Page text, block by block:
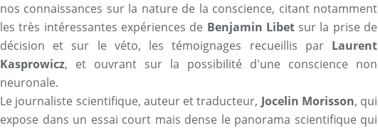
nos connaissances sur la nature de la conscience, citant notamment
les très intéressantes expériences de Benjamin Libetsur la prise de
décision et sur le véto, les témoignages recueillis par Laurent
Kasprowicz, et ouvrant sur la possibilité d'une conscience non
neuronale.
Le journaliste scientifique, auteur et traducteur, Jocelin Morisson, qui
expose dans un essai court mais dense le panorama scientifique qui